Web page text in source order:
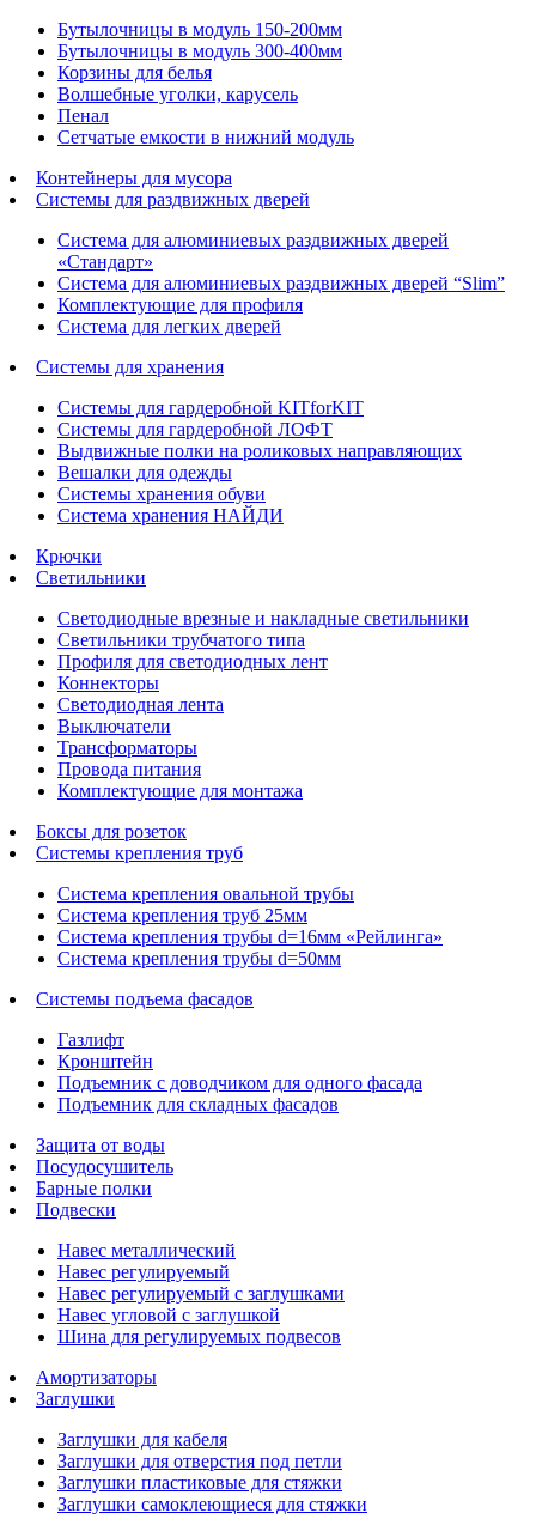
Бутылочницы в модуль 150-200мм
Бутылочницы в модуль 300-400мм
Корзины для белья
Волшебные уголки, карусель
Пенал
Cетчатые емкости в нижний модуль
Контейнеры для мусора
Системы для раздвижных дверей
Система для алюминиевых раздвижных дверей
«Стандарт»
Система для алюминиевых раздвижных дверей “Slim”
Комплектующие для профиля
Система для легких дверей
Системы для хранения
Системы для гардеробной KITforKIT
Системы для гардеробной ЛОФТ
Выдвижные полки на роликовых направляющих
Вешалки для одежды
Системы хранения обуви
Система хранения НАЙДИ
Крючки
Светильники
Светодиодные врезные и накладные светильники
Светильники трубчатого типа
Профиля для светодиодных лент
Коннекторы
Светодиодная лента
Выключатели
Трансформаторы
Провода питания
Комплектующие для монтажа
Боксы для розеток
Системы крепления труб
Система крепления овальной трубы
Система крепления труб 25мм
Система крепления трубы d=16мм «Рейлинга»
Система крепления трубы d=50мм
Системы подъема фасадов
Газлифт
Кронштейн
Подъемник с доводчиком для одного фасада
Подъемник для складных фасадов
Защита от воды
Посудосушитель
Барные полки
Подвески
Навес металлический
Навес регулируемый
Навес регулируемый с заглушками
Навес угловой с заглушкой
Шина для регулируемых подвесов
Амортизаторы
Заглушки
Заглушки для кабеля
Заглушки для отверстия под петли
Заглушки пластиковые для стяжки
Заглушки самоклеющиеся для стяжки